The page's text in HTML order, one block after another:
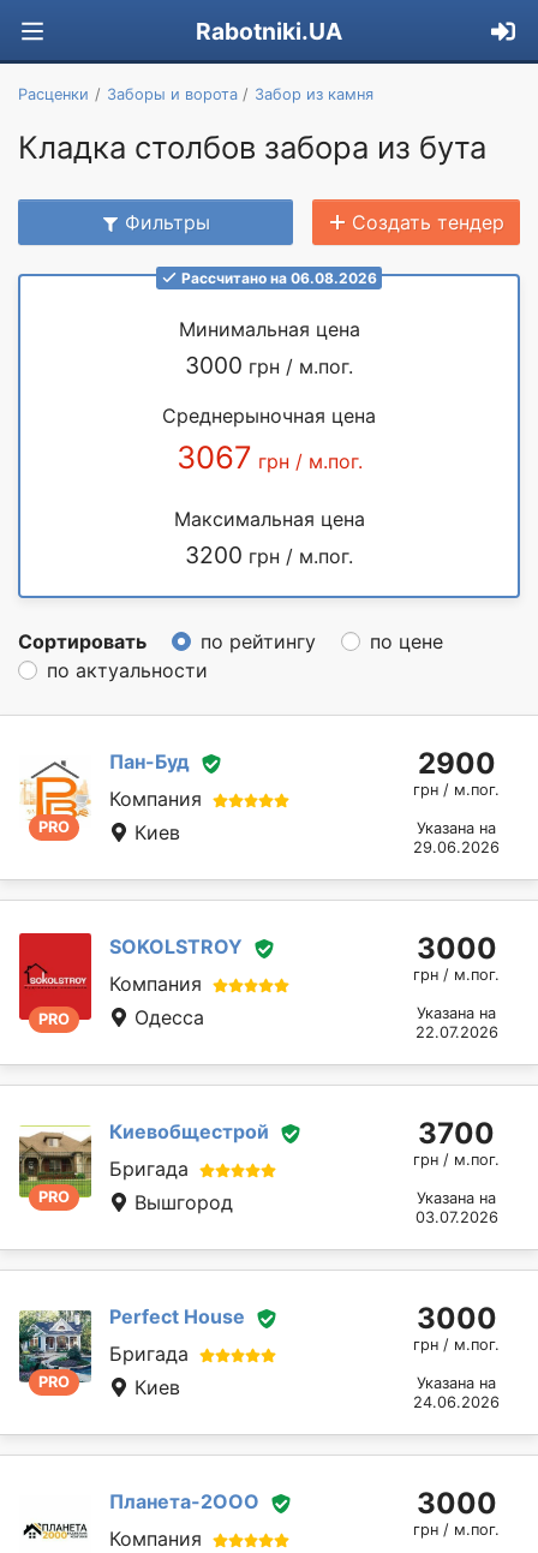
Rabotniki.UA
Расценки Заборы и ворота Забор из камня
Кладка столбов забора из бута
Фильтры Создать тендер
Рассчитано на 06.08.2026
Минимальная цена
3000 грн / м.пог.
Среднерыночная цена
3067 грн / м.пог.
Максимальная цена
3200 грн / м.пог.
Сортировать по рейтингу
по цене
по актуальности
PRO
Пан-Буд
Компания
Киев
2900
грн / м.пог.
Указана на
29.06.2026
PRO
SOKOLSTROY
Компания
Одесса
3000
грн / м.пог.
Указана на
22.07.2026
PRO
Киевобщестрой
Бригада
Вышгород
3700
грн / м.пог.
Указана на
03.07.2026
PRO
Perfect House
Бригада
Киев
3000
грн / м.пог.
Указана на
24.06.2026
Планета-2ООО
Компания
3000
грн / м.пог.